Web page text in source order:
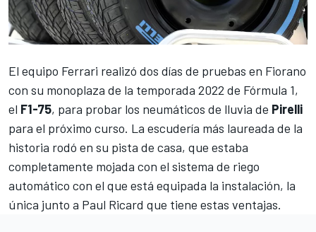
El equipo Ferrari realizó dos días de pruebas en Fiorano
con su monoplaza de la temporada 2022 de Fórmula 1,
el F1-75, para probar los neumáticos de lluvia de Pirelli
para el próximo curso. La escudería más laureada de la
historia rodó en su pista de casa, que estaba
completamente mojada con el sistema de riego
automático con el que está equipada la instalación, la
única junto a Paul Ricard que tiene estas ventajas.